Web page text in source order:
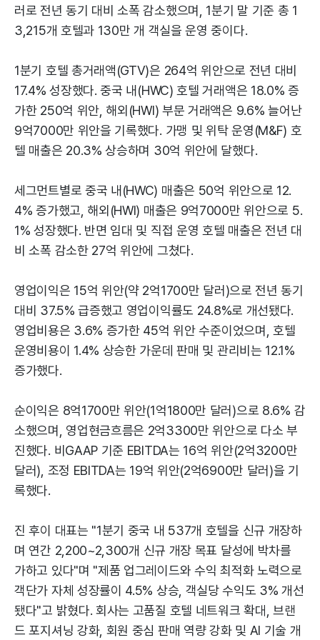
러로 전년 동기 대비 소폭 감소했으며, 1분기 말 기준 총 1
3,215개 호텔과 130만 개 객실을 운영 중이다.
1분기 호텔 총거래액(GTV)은 264억 위안으로 전년 대비
17.4% 성장했다. 중국 내(HWC) 호텔 거래액은 18.0% 증
가한 250억 위안, 해외(HWI) 부문 거래액은 9.6% 늘어난
9억7000만 위안을 기록했다. 가맹 및 위탁 운영(M&F) 호
텔 매출은 20.3% 상승하며 30억 위안에 달했다.
세그먼트별로 중국 내(HWC) 매출은 50억 위안으로 12.
4% 증가했고, 해외(HWI) 매출은 9억7000만 위안으로 5.
1% 성장했다. 반면 임대 및 직접 운영 호텔 매출은 전년 대
비 소폭 감소한 27억 위안에 그쳤다.
영업이익은 15억 위안(약 2억1700만 달러)으로 전년 동기
대비 37.5% 급증했고 영업이익률도 24.8%로 개선됐다.
영업비용은 3.6% 증가한 45억 위안 수준이었으며, 호텔
운영비용이 1.4% 상승한 가운데 판매 및 관리비는 12.1%
증가했다.
순이익은 8억1700만 위안(1억1800만 달러)으로 8.6% 감
소했으며, 영업현금흐름은 2억3300만 위안으로 다소 부
진했다. 비GAAP 기준 EBITDA는 16억 위안(2억3200만
달러), 조정 EBITDA는 19억 위안(2억6900만 달러)을 기
록했다.
진 후이 대표는 "1분기 중국 내 537개 호텔을 신규 개장하
며 연간 2,200~2,300개 신규 개장 목표 달성에 박차를
가하고 있다"며 "제품 업그레이드와 수익 최적화 노력으로
객단가 자체 성장률이 4.5% 상승, 객실당 수익도 3% 개선
됐다"고 밝혔다. 회사는 고품질 호텔 네트워크 확대, 브랜
드 포지셔닝 강화, 회원 중심 판매 역량 강화 및 AI 기술 개